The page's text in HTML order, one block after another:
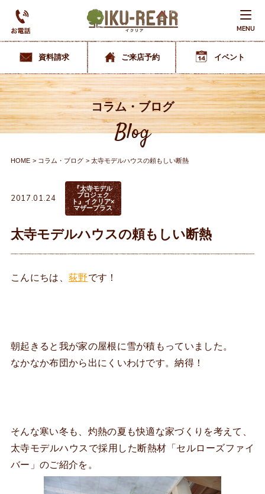
MENU
資料請求 ご来店予約 イベント
コラム・ブログ
Blog
HOME コラム・ブログ 太寺モデルハウスの頼もしい断熱
2017.01.24
『太寺モデル
プロジェク
ト』イクリア×
マザープラス
太寺モデルハウスの頼もしい断熱
こんにちは、 荻野です！
朝起きると我が家の屋根に雪が積もっていました。
なかなか布団から出にくいわけです。納得！
そんな寒い冬も、灼熱の夏も快適な家づくりを考えて、
太寺モデルハウスで採用した断熱材「セルローズファイ
バー」のご紹介を。